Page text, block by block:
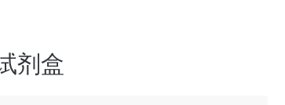
剂盒